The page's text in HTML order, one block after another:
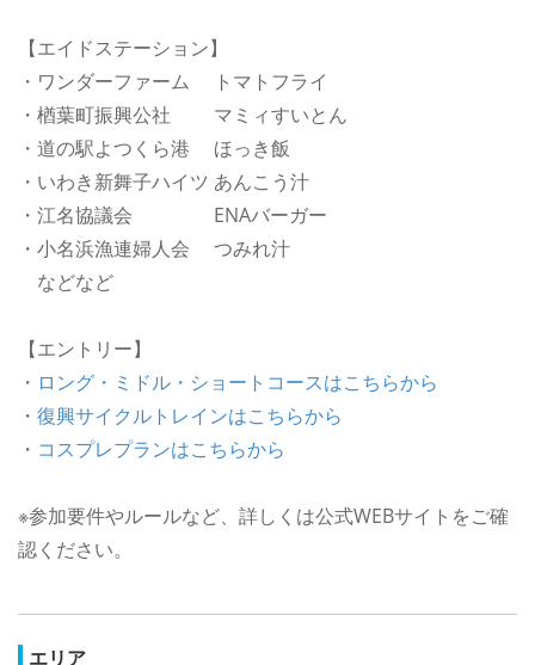
【エイドステーション】
・ワンダーファーム トマトフライ
・楢葉町振興公社 マミィすいとん
・道の駅よつくら港 ほっき飯
・いわき新舞子ハイツ あんこう汁
・江名協議会 ENAバーガー
・小名浜漁連婦人会 つみれ汁
などなど
【エントリー】
・ ロング・ミドル・ショートコースはこちらから
・ 復興サイクルトレインはこちらから
・ コスプレプランはこちらから
※参加要件やルールなど、詳しくは公式WEBサイトをご確
認ください。
エリア